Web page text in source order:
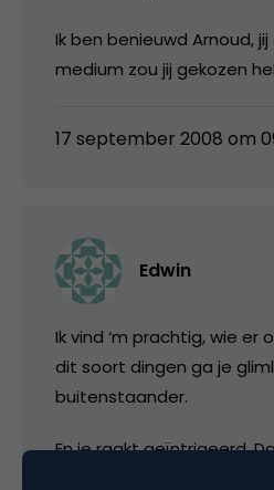
Ik ben benieuwd Arnoud, jij
medium zou jij gekozen
17 september 2008 om
Edwin
Ik vind ‘m prachtig, wie er
dit soort dingen ga je
buitenstaander.
En je raakt geïntrigeerd.